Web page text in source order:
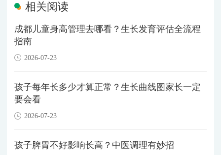
相关阅读
成都儿童身高管理去哪看？生长发育评估全流程
指南
2026-07-23
孩子每年长多少才算正常？生长曲线图家长一定
要会看
2026-07-23
孩子脾胃不好影响长高？中医调理有妙招